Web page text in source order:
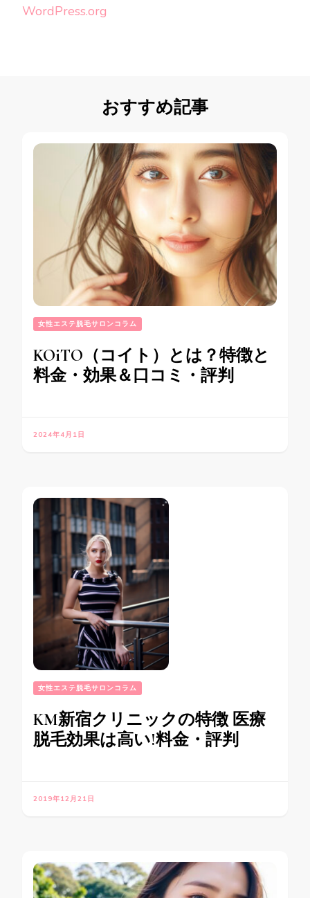
WordPress.org
おすすめ記事
女性エステ脱毛サロンコラム
KOiTO（コイト）とは？特徴と
料金・効果＆口コミ・評判
2024年4月1日
女性エステ脱毛サロンコラム
KM新宿クリニックの特徴 医療
脱毛効果は高い!料金・評判
2019年12月21日